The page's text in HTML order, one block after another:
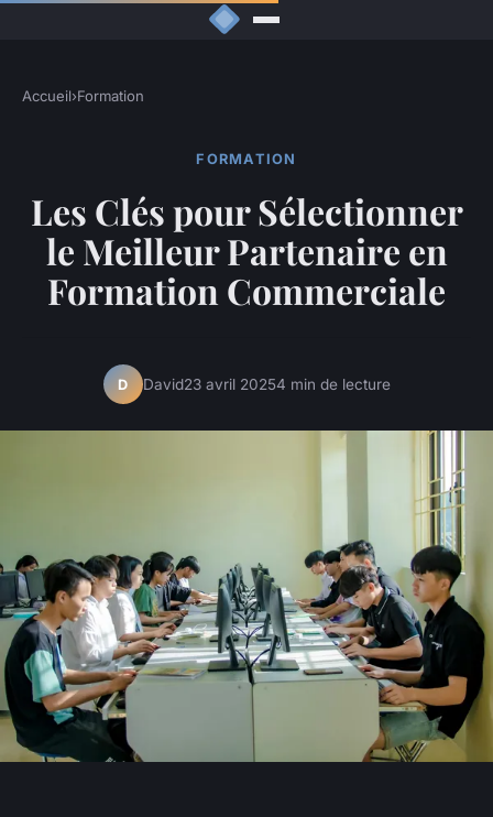
Accueil›Formation
FORMATION
Les Clés pour Sélectionner
le Meilleur Partenaire en
Formation Commerciale
D David23 avril 20254 min de lecture